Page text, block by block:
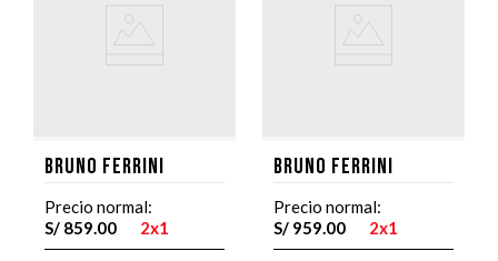
Bruno Ferrini
Precio normal:
S/ 859.00 2x1
Bruno Ferrini
Precio normal:
S/ 959.00 2x1